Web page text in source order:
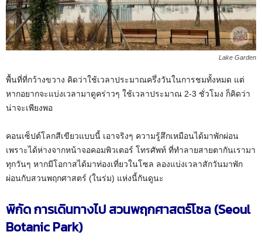
Lake Garden
พื้นที่ที่กว้างขวาง คิดว่าใช้เวลาประมาณครึ่งวันในการชมทั้งหมด แต่
หากอยากจะแบ่งเวลามาดูคร่าวๆ ใช้เวลาประมาณ 2-3 ชั่วโมง ก็คิดว่า
น่าจะเพียงพอ
คอนเซ็ปต์โลกสีเขียวแบบนี้ เอาจริงๆ ความรู้สึกเหมือนได้มาพักผ่อน
เพราะได้ห่างจากหน้าจอคอมพิวเตอร์ โทรศัพท์ ที่ทำลายสายตากันเรามา
ทุกวันๆ หากมีโอกาสได้มาท่องเที่ยวในโซล ลองแบ่งเวลาสักวันมาพัก
ผ่อนกับสวนพฤกศาสตร์ (ในร่ม) แห่งนี้กันดูนะ
พิกัด การเดินทางไป สวนพฤกศาสตร์โซล (Seoul
Botanic Park)